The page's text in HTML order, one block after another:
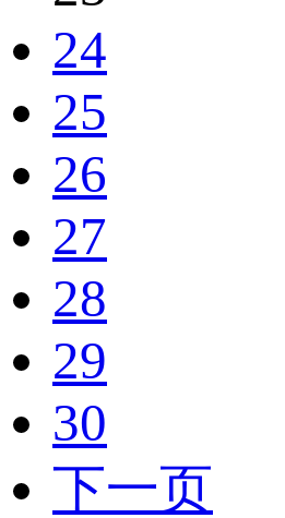
24
25
26
27
28
29
30
下一页